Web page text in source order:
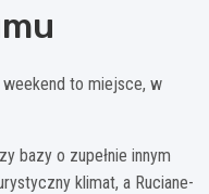
to miejsce, w
bazy o zupełnie innym
klimat, a Ruciane-